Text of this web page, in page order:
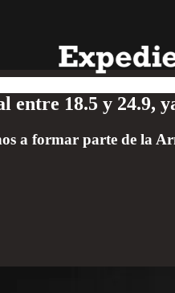
entre 18.5 y
a formar parte de la